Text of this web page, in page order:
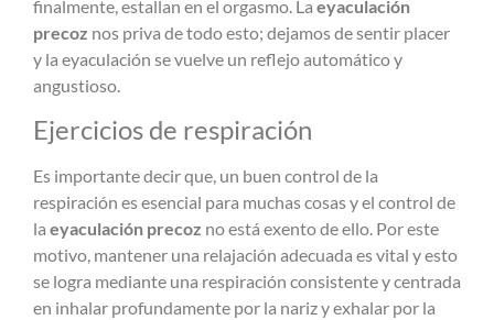
finalmente, estallan en el orgasmo. La eyaculación
precoz nos priva de todo esto; dejamos de sentir placer
y la eyaculación se vuelve un reflejo automático y
angustioso.
Ejercicios de respiración
Es importante decir que, un buen control de la
respiración es esencial para muchas cosas y el control de
la eyaculación precoz no está exento de ello. Por este
motivo, mantener una relajación adecuada es vital y esto
se logra mediante una respiración consistente y centrada
en inhalar profundamente por la nariz y exhalar por la